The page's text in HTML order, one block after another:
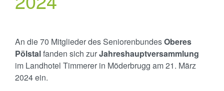
An die 70 Mitglieder des SeniorenbundesOberes
Pölstalfanden sich zurJahreshauptversammlung
im Landhotel Timmerer in Möderbrugg am 21. März
2024 ein.